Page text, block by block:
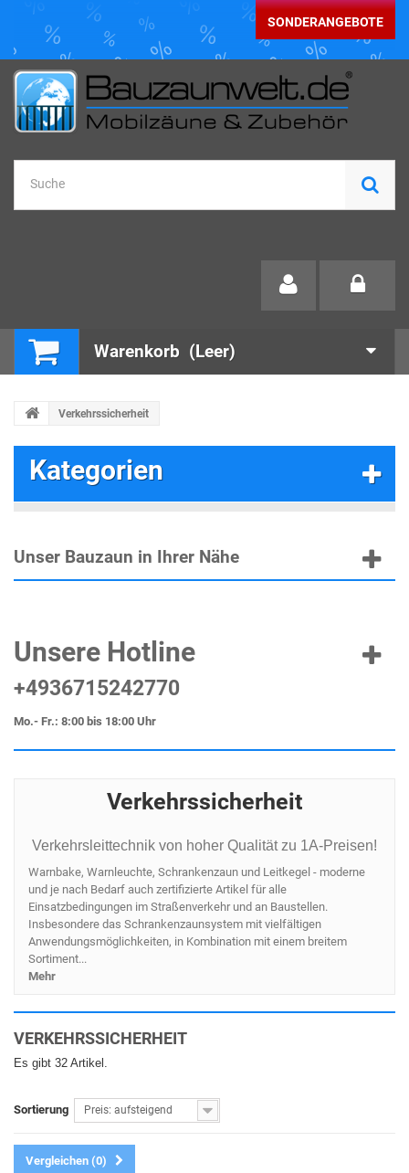
SONDERANGEBOTE
Warenkorb (Leer)
Verkehrssicherheit
Kategorien
Unser Bauzaun in Ihrer Nähe
Unsere Hotline
+4936715242770
Mo.- Fr.: 8:00 bis 18:00 Uhr
Verkehrssicherheit
Verkehrsleittechnik von hoher Qualität zu 1A-Preisen!
Warnbake, Warnleuchte, Schrankenzaun und Leitkegel - moderne
und je nach Bedarf auch zertifizierte Artikel für alle
Einsatzbedingungen im Straßenverkehr und an Baustellen.
Insbesondere das Schrankenzaunsystem mit vielfältigen
Anwendungsmöglichkeiten, in Kombination mit einem breitem
Sortiment...
Mehr
VERKEHRSSICHERHEIT
Es gibt 32 Artikel.
Sortierung Preis: aufsteigend
Vergleichen (0)